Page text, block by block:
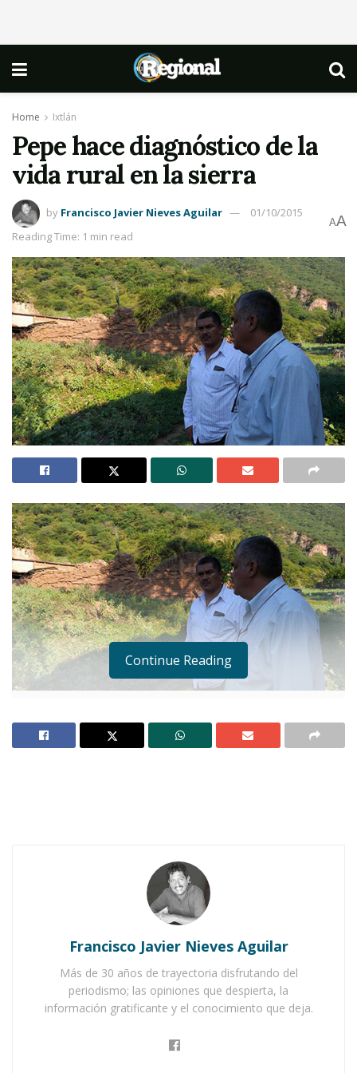
Home Ixtlán
Pepe hace diagnóstico de la
vida rural en la sierra
by Francisco Javier Nieves Aguilar
01/10/2015
Reading Time: 1 min read
AA
IXTLÁN DEL RÍO.-
Con la finalidad de recoger
diagnóstico que permita dar solución a las
solicitudes más apremiantes.
Notas Relacionadas
Ahuacatlán celebrá el día de Reyes con rosca y
chocolate
Continue Reading
Francisco Javier Nieves Aguilar
Más de 30 años de trayectoria disfrutando del
periodismo; las opiniones que despierta, la
información gratificante y el conocimiento que deja.